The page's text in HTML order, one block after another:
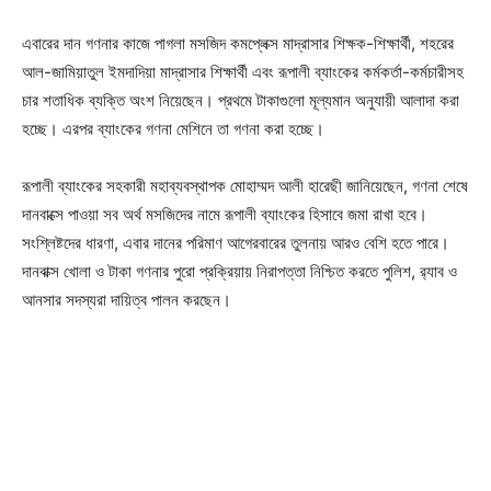
এবারের দান গণনার কাজে পাগলা মসজিদ কমপ্লেক্স মাদ্রাসার শিক্ষক-শিক্ষার্থী, শহরের
আল-জামিয়াতুল ইমদাদিয়া মাদ্রাসার শিক্ষার্থী এবং রূপালী ব্যাংকের কর্মকর্তা-কর্মচারীসহ
চার শতাধিক ব্যক্তি অংশ নিয়েছেন। প্রথমে টাকাগুলো মূল্যমান অনুযায়ী আলাদা করা
হচ্ছে। এরপর ব্যাংকের গণনা মেশিনে তা গণনা করা হচ্ছে।
রূপালী ব্যাংকের সহকারী মহাব্যবস্থাপক মোহাম্মদ আলী হারেছী জানিয়েছেন, গণনা শেষে
দানবাক্সে পাওয়া সব অর্থ মসজিদের নামে রূপালী ব্যাংকের হিসাবে জমা রাখা হবে।
সংশ্লিষ্টদের ধারণা, এবার দানের পরিমাণ আগেরবারের তুলনায় আরও বেশি হতে পারে।
দানবাক্স খোলা ও টাকা গণনার পুরো প্রক্রিয়ায় নিরাপত্তা নিশ্চিত করতে পুলিশ, র‍্যাব ও
আনসার সদস্যরা দায়িত্ব পালন করছেন।